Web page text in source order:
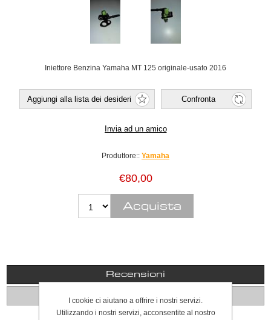
Iniettore Benzina Yamaha MT 125 originale-usato 2016
Produttore:: Yamaha
€80,00
Recensioni
Contattaci
I cookie ci aiutano a offrire i nostri servizi.
Utilizzando i nostri servizi, acconsentite al nostro